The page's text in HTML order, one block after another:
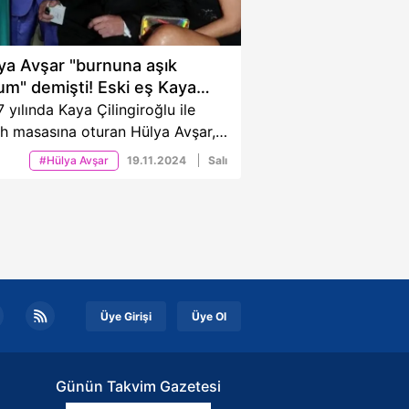
Avşar "burnuna aşık
demişti! Eski eş Kaya
kahkahaya boğuldu
yılında Kaya Çilingiroğlu ile
masasına oturan Hülya Avşar,
yılında Çilingiroğlu'nun Avşar
Feraye Tanyolaç ile aldattığı
esprili bir yanıt verdi.
kahkahaya boğulan Kaya
işte o açıklamaları...
#Hülya Avşar 19.11.2024 Salı
Üye Girişi Üye Ol
Günün Takvim Gazetesi